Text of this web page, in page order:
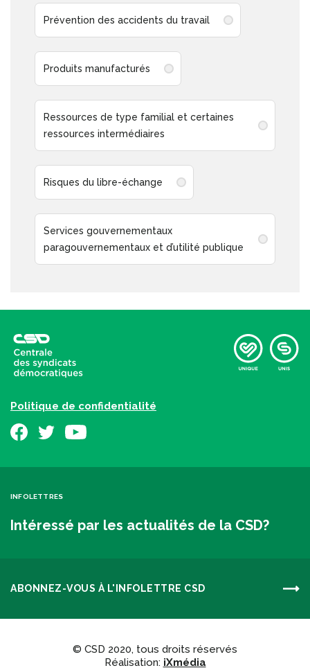
Prévention des accidents du travail
Produits manufacturés
Ressources de type familial et certaines
ressources intermédiaires
Risques du libre-échange
Services gouvernementaux
paragouvernementaux et d’utilité publique
Politique de confidentialité
INFOLETTRES
Intéressé par les actualités de la CSD?
ABONNEZ-VOUS À L'INFOLETTRE CSD
© CSD 2020, tous droits réservés
Réalisation: iXmédia